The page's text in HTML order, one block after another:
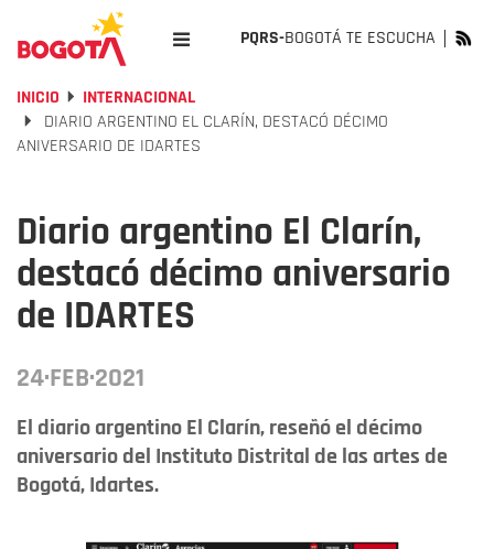
PQRS-BOGOTÁ TE ESCUCHA
INICIO
INTERNACIONAL
DIARIO ARGENTINO EL CLARÍN, DESTACÓ DÉCIMO
ANIVERSARIO DE IDARTES
Diario argentino El Clarín,
destacó décimo aniversario
de IDARTES
24·FEB·2021
El diario argentino El Clarín, reseñó el décimo
aniversario del Instituto Distrital de las artes de
Bogotá, Idartes.